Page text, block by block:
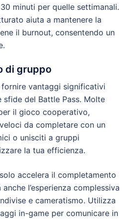
minuti per quelle settimanali.
aiuta a mantenere la
il burnout, consentendo un
di gruppo
vantaggi significativi
del Battle Pass. Molte
il gioco cooperativo,
da completare con un
o unisciti a gruppi
la tua efficienza.
accelera il completamento
l’esperienza complessiva
e cameratismo. Utilizza
in-game per comunicare in